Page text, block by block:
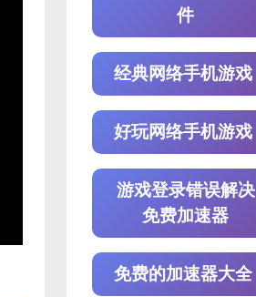
件
经典网络手机游戏
好玩网络手机游戏
游戏登录错误解决
免费加速器
免费的加速器大全